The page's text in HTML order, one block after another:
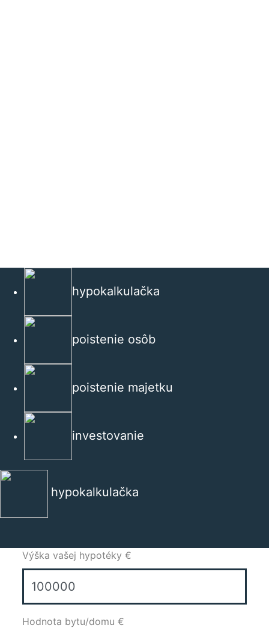
hypokalkulačka
poistenie osôb
poistenie majetku
investovanie
hypokalkulačka
Výška vašej hypotéky €
Hodnota bytu/domu €